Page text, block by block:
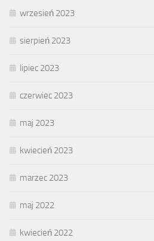
wrzesień 2023
sierpień 2023
lipiec 2023
czerwiec 2023
maj 2023
kwiecień 2023
marzec 2023
maj 2022
kwiecień 2022